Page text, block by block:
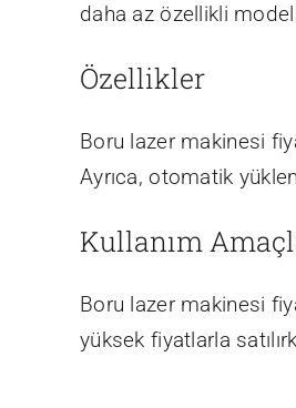
daha az özellikli
Özellikler
Boru lazer makinesi
Ayrıca, otomatik
Kullanım
Boru lazer makinesi
yüksek fiyatlarla